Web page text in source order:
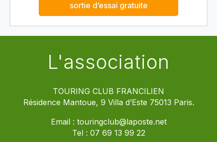
sortie d’essai gratuite
L'association
TOURING CLUB FRANCILIEN
Résidence Mantoue, 9 Villa d’Este 75013 Paris.
Email : touringclub@laposte.net
Tel : 07 69 13 99 22